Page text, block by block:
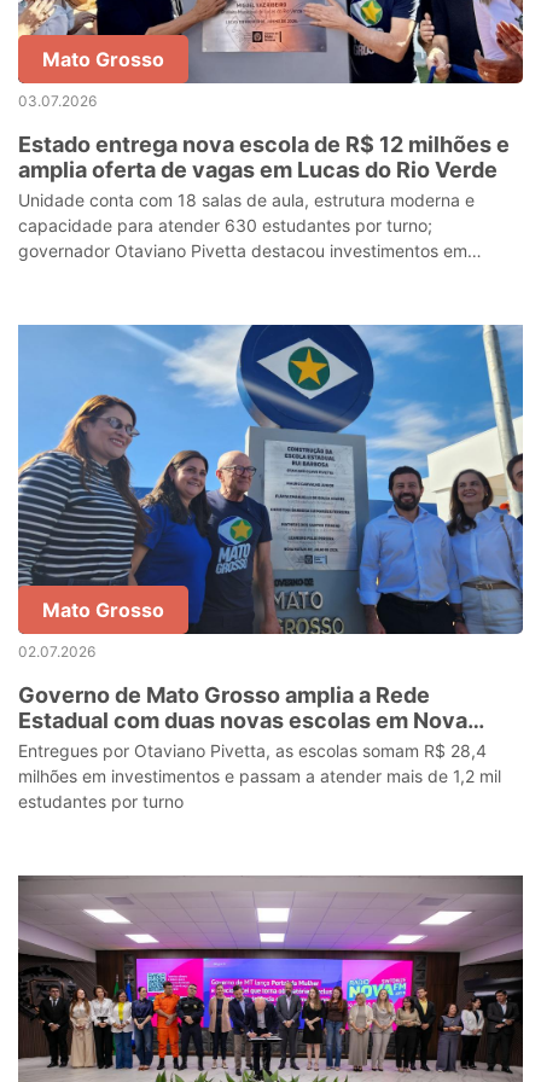
Mato Grosso
03.07.2026
Estado entrega nova escola de R$ 12 milhões e
amplia oferta de vagas em Lucas do Rio Verde
Unidade conta com 18 salas de aula, estrutura moderna e
capacidade para atender 630 estudantes por turno;
governador Otaviano Pivetta destacou investimentos em
Mato Grosso
02.07.2026
Governo de Mato Grosso amplia a Rede
Estadual com duas novas escolas em Nova
Mutum
Entregues por Otaviano Pivetta, as escolas somam R$ 28,4
milhões em investimentos e passam a atender mais de 1,2 mil
estudantes por turno